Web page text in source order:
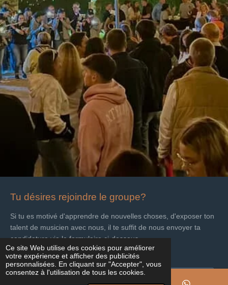
Ce site Web utilise des cookies pour améliorer
votre expérience et afficher des publicités
personnalisées. En cliquant sur "Accepter", vous
consentez à l'utilisation de tous les cookies.
Tu désires rejoindre le groupe?
Si tu es motivé d'apprendre de nouvelles choses, d'exposer ton
talent de musicien avec nous, il te suffit de nous envoyer ta
candidature via le formulaire ci-dessous.
Nom *